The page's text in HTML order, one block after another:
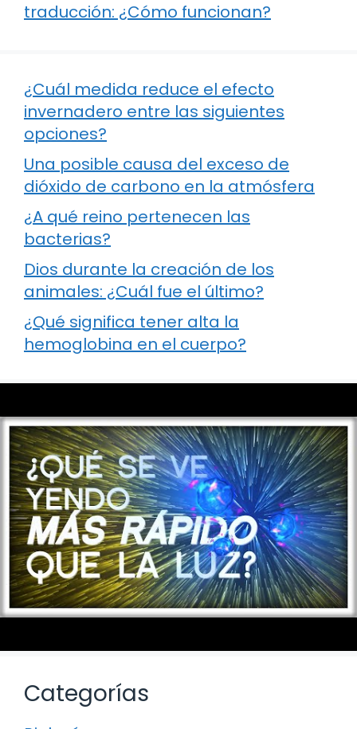
traducción: ¿Cómo funcionan?
¿Cuál medida reduce el efecto
invernadero entre las siguientes
opciones?
Una posible causa del exceso de
dióxido de carbono en la atmósfera
¿A qué reino pertenecen las
bacterias?
Dios durante la creación de los
animales: ¿Cuál fue el último?
¿Qué significa tener alta la
hemoglobina en el cuerpo?
Categorías